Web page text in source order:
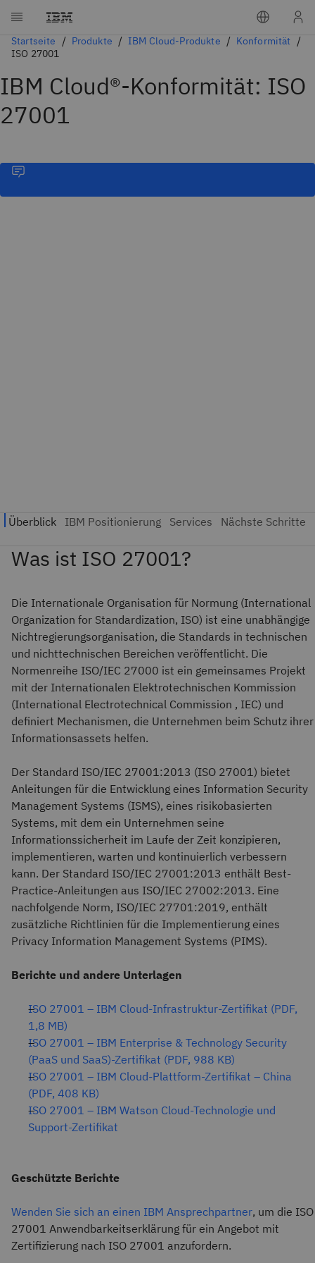
Startseite Produkte IBM Cloud-Produkte
Konformität
ISO 27001
IBM Cloud®-Konformität: ISO
27001
Was ist ISO 27001?
Die Internationale Organisation für Normung (International
Organization for Standardization, ISO) ist eine unabhängige
Nichtregierungsorganisation, die Standards in technischen
und nichttechnischen Bereichen veröffentlicht. Die
Normenreihe ISO/IEC 27000 ist ein gemeinsames Projekt
mit der Internationalen Elektrotechnischen Kommission
(International Electrotechnical Commission , IEC) und
definiert Mechanismen, die Unternehmen beim Schutz ihrer
Informationsassets helfen.
Der Standard ISO/IEC 27001:2013 (ISO 27001) bietet
Anleitungen für die Entwicklung eines Information Security
Management Systems (ISMS), eines risikobasierten
Systems, mit dem ein Unternehmen seine
Informationssicherheit im Laufe der Zeit konzipieren,
implementieren, warten und kontinuierlich verbessern
kann. Der Standard ISO/IEC 27001:2013 enthält Best-
Practice-Anleitungen aus ISO/IEC 27002:2013. Eine
nachfolgende Norm, ISO/IEC 27701:2019, enthält
zusätzliche Richtlinien für die Implementierung eines
Privacy Information Management Systems (PIMS).
Berichte und andere Unterlagen
ISO 27001 – IBM Cloud-Infrastruktur-Zertifikat (PDF,
1,8 MB)
ISO 27001 – IBM Enterprise & Technology Security
(PaaS und SaaS)-Zertifikat (PDF, 988 KB)
ISO 27001 – IBM Cloud-Plattform-Zertifikat – China
(PDF, 408 KB)
ISO 27001 – IBM Watson Cloud-Technologie und
Support-Zertifikat
Geschützte Berichte
Wenden Sie sich an einen IBM Ansprechpartner, um die ISO
27001 Anwendbarkeitserklärung für ein Angebot mit
Zertifizierung nach ISO 27001 anzufordern.